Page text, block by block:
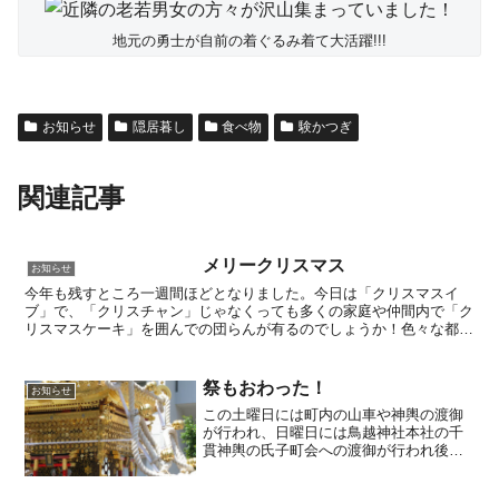
地元の勇士が自前の着ぐるみ着て大活躍!!!
お知らせ 隠居暮し 食べ物 験かつぎ
関連記事
お知らせ メリークリスマス
今年も残すところ一週間ほどとなりました。今日は「クリスマスイ
ブ」で、「クリスチャン」じゃなくっても多くの家庭や仲間内で「ク
リスマスケーキ」を囲んでの団らんが有るのでしょうか！色々な都合
お知らせ 祭もおわった！
この土曜日には町内の山車や神輿の渡御
が行われ、日曜日には鳥越神社本社の千
貫神輿の氏子町会への渡御が行われ後半